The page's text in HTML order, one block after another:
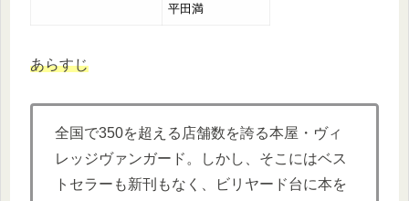
平田満
あらすじ
全国で350を超える店舗数を誇る本屋・ヴィ
レッジヴァンガード。しかし、そこにはベス
トセラーも新刊もなく、ビリヤード台に本を